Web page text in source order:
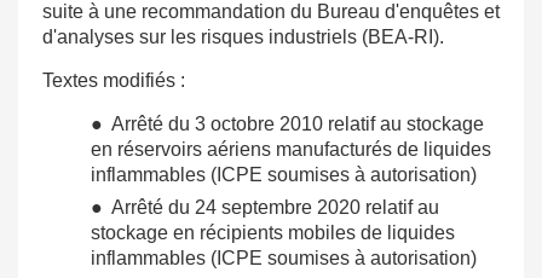
suite à une recommandation du Bureau d'enquêtes et
d'analyses sur les risques industriels (BEA-RI).
Textes modifiés :
● Arrêté du 3 octobre 2010 relatif au stockage
en réservoirs aériens manufacturés de liquides
inflammables (ICPE soumises à autorisation)
● Arrêté du 24 septembre 2020 relatif au
stockage en récipients mobiles de liquides
inflammables (ICPE soumises à autorisation)